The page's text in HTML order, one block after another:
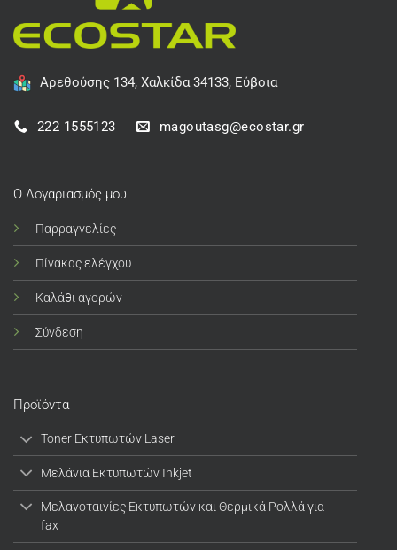
Αρεθούσης 134, Χαλκίδα 34133, Εύβοια
222 1555123 magoutasg@ecostar.gr
Ο Λογαριασμός μου
Παρραγγελίες
Πίνακας ελέγχου
Καλάθι αγορών
Σύνδεση
Προϊόντα
Toner Εκτυπωτών Laser
Μελάνια Εκτυπωτών Inkjet
Μελανοταινίες Εκτυπωτών και Θερμικά Ρολλά για
fax